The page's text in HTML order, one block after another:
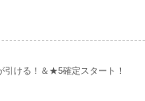
引ける！＆★5確定スタート！